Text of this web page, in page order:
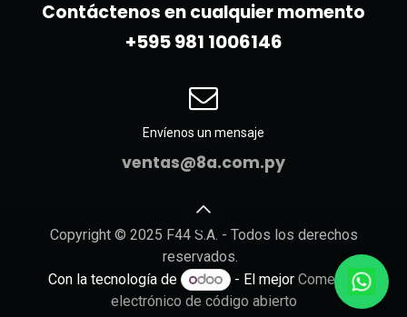
Contáctenos en cualquier momento
+595 981 10061​46
Envíenos un mensaje
ventas@8a.com.py
Copyright © 2025 F44 S.A. - Todos los derechos
reservados.
Con la tecnología de
- El mejor Comercio
electrónico de código abierto